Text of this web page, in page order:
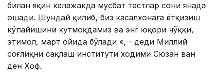
билан яқин келажакда мусбат тестлар сони янада
ошади. Шундай қилиб, биз касалхонага ётқизиш
кўпайишини кутмоқдамиз ва энг юқори чўққи,
эҳтимол, март ойида бўлади «, - деди Миллий
соғлиқни сақлаш институти ходими Сюзан ван
ден Хоф.